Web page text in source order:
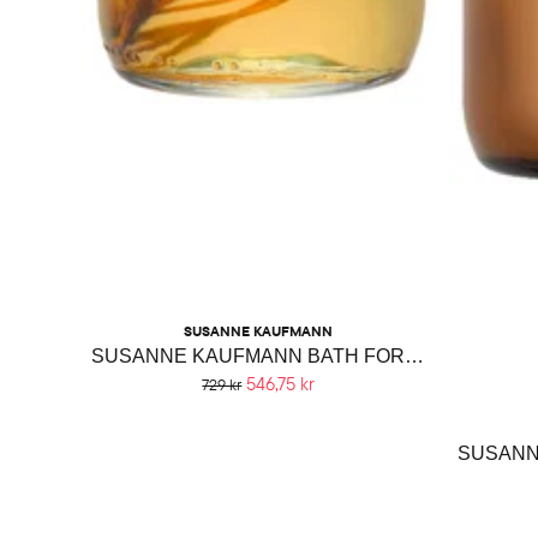
SUSANNE KAUFMANN
SUSANNE KAUFMANN BATH FOR THE SENSES
729 kr 546,75 kr